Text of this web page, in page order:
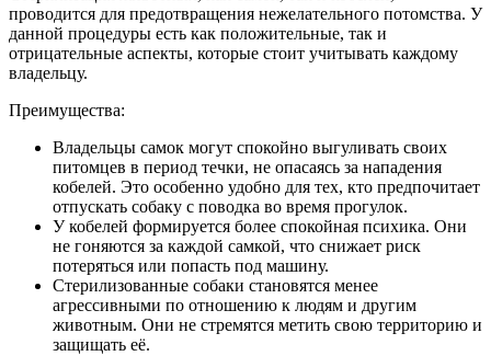
проводится для предотвращения нежелательного потомства. У
данной процедуры есть как положительные, так и
отрицательные аспекты, которые стоит учитывать каждому
владельцу.
Преимущества:
Владельцы самок могут спокойно выгуливать своих
питомцев в период течки, не опасаясь за нападения
кобелей. Это особенно удобно для тех, кто предпочитает
отпускать собаку с поводка во время прогулок.
У кобелей формируется более спокойная психика. Они
не гоняются за каждой самкой, что снижает риск
потеряться или попасть под машину.
Стерилизованные собаки становятся менее
агрессивными по отношению к людям и другим
животным. Они не стремятся метить свою территорию и
защищать её.